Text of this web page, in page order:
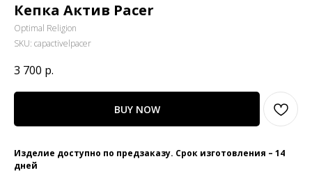
Кепка Актив Pacer
Optimal Religion
SKU: capactivelpacer
3 700 р.
BUY NOW
Изделие доступно по предзаказу. Срок изготовления – 14
дней